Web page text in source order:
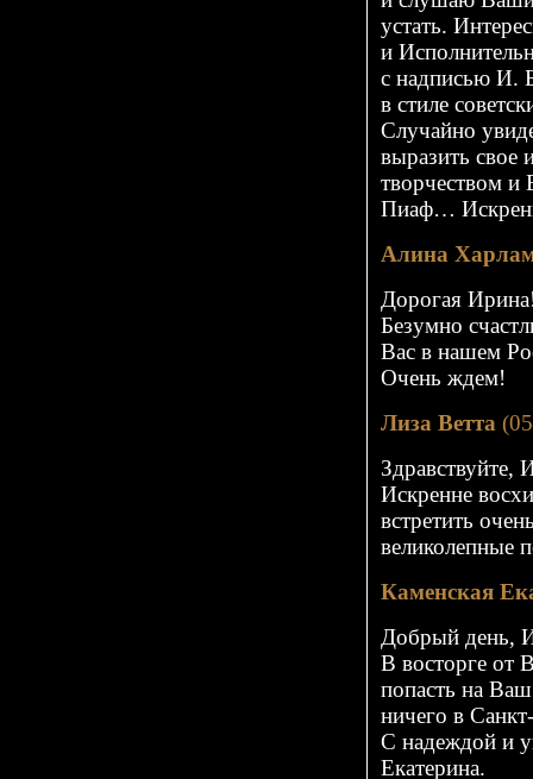
устать.
и
с надписью И.
в стиле
Случайно
выразить свое
творчеством и
Пиаф…
Алина
Дорогая
Безумно
Вас в нашем
Очень ждем!
Лиза Ветта
Здравствуйте,
Искренне
встретить
великолепные
Каменская
Добрый день,
В восторге от
попасть на
ничего в
С надеждой и
Екатерина.